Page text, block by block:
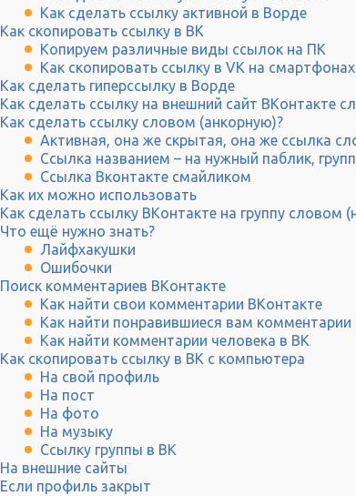
Как сделать ссылку активной в Ворде
Как скопировать ссылку в ВК
Копируем различные виды ссылок на ПК
Как скопировать ссылку в VK на смартфонах
Как сделать гиперссылку в Ворде
Как сделать ссылку на внешний сайт ВКонтакте
Как сделать ссылку словом (анкорную)?
Активная, она же скрытая, она же ссылка
Ссылка названием – на нужный паблик,
Ссылка Вконтакте смайликом
Как их можно использовать
Как сделать ссылку ВКонтакте на группу словом
Что ещё нужно знать?
Лайфхакушки
Ошибочки
Поиск комментариев ВКонтакте
Как найти свои комментарии ВКонтакте
Как найти понравившиеся вам комментарии
Как найти комментарии человека в ВК
Как скопировать ссылку в ВК с компьютера
На свой профиль
На пост
На фото
На музыку
Ссылку группы в ВК
На внешние сайты
Если профиль закрыт